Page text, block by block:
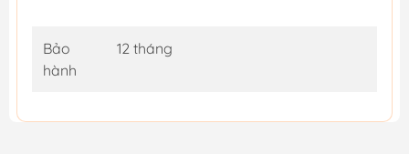
Bảo
hành
12 tháng